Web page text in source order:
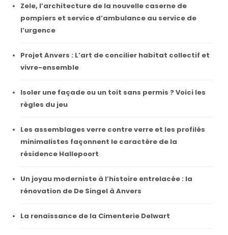
Zele, l’architecture de la nouvelle caserne de
pompiers et service d’ambulance au service de
l’urgence
Projet Anvers : L’art de concilier habitat collectif et
vivre-ensemble
Isoler une façade ou un toit sans permis ? Voici les
règles du jeu
Les assemblages verre contre verre et les profilés
minimalistes façonnent le caractère de la
résidence Hallepoort
Un joyau moderniste à l’histoire entrelacée : la
rénovation de De Singel à Anvers
La renaissance de la Cimenterie Delwart